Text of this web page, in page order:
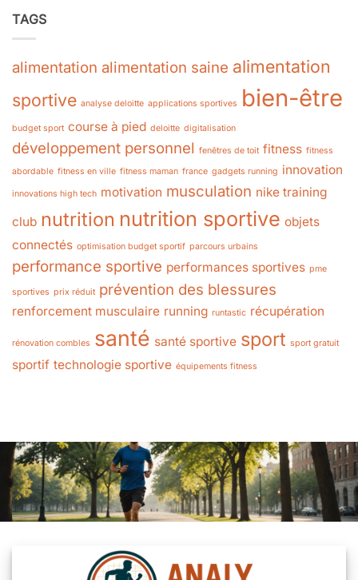
TAGS
alimentation alimentation saine alimentation
sportive analyse deloitte applications sportives bien-être
budget sport course à pied deloitte digitalisation
développement personnel fenêtres de toit fitness fitness
abordable fitness en ville fitness maman france gadgets running innovation
innovations high tech motivation musculation nike training
club nutrition nutrition sportive objets
connectés optimisation budget sportif parcours urbains
performance sportive performances sportives pme
sportives prix réduit prévention des blessures
renforcement musculaire running runtastic récupération
rénovation combles santé santé sportive sport sport gratuit
sportif technologie sportive équipements fitness